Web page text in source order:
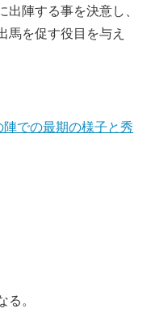
陣する事を決意し、
馬を促す役目を与え
での最期の様子と秀
。